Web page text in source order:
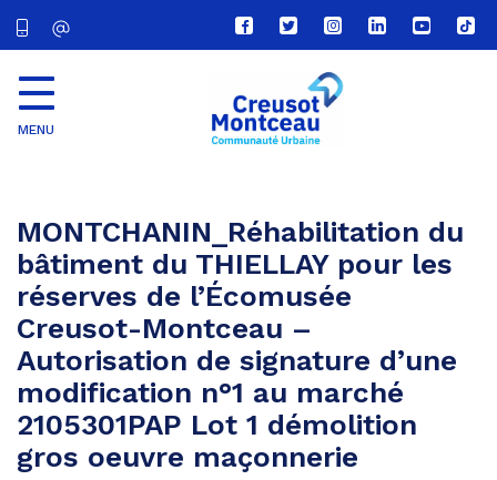
Lien
vers
compte
Facebook
Lien
vers
compte
Twitter
Lien
vers
le
compte
Lien
vers
Lien
vers
Lien
vers
MENU
MONTCHANIN_Réhabilitation du
bâtiment du THIELLAY pour les
réserves de l’Écomusée
Creusot-Montceau –
Autorisation de signature d’une
modification n°1 au marché
2105301PAP Lot 1 démolition
gros oeuvre maçonnerie